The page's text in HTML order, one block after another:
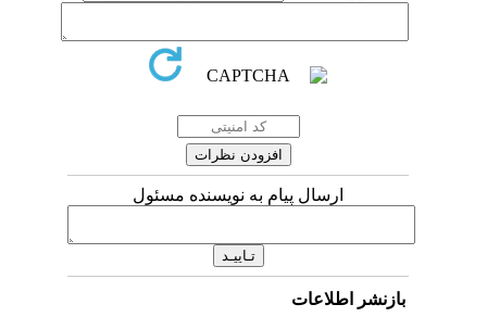
ارسال پیام به نویسنده مسئول
بازنشر اطلاعات